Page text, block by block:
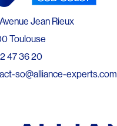
Jean Rieux
Toulouse
47 36 20
so@alliance-experts.com